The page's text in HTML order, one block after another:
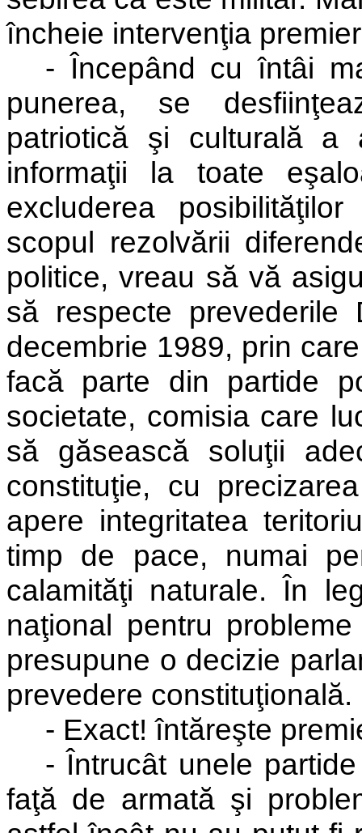
încheie intervenţia
- Începând cu întâi
punerea, se
patriotică şi culturală
informaţii la toate
excluderea
scopul rezolvării
politice, vreau să vă
să respecte prevederile
decembrie 1989, prin
facă parte din partide
societate, comisia care
să găsească soluţii
constituţie, cu
apere integritatea
timp de pace, numai
calamităţi naturale. În
naţional pentru
presupune o decizie
prevedere constituţională.
- Exact! întăreşte
- Întrucât unele
faţă de armată şi